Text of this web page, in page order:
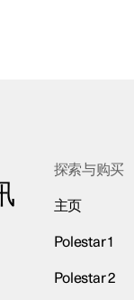
探索与购买
主页
Polestar 1
Polestar 2